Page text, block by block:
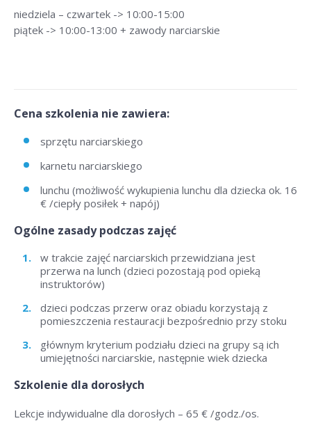
niedziela – czwartek -> 10:00-15:00
piątek -> 10:00-13:00 + zawody narciarskie
Cena szkolenia nie zawiera:
sprzętu narciarskiego
karnetu narciarskiego
lunchu (możliwość wykupienia lunchu dla dziecka ok. 16
€ /ciepły posiłek + napój)
Ogólne zasady podczas zajęć
w trakcie zajęć narciarskich przewidziana jest
przerwa na lunch (dzieci pozostają pod opieką
instruktorów)
dzieci podczas przerw oraz obiadu korzystają z
pomieszczenia restauracji bezpośrednio przy stoku
głównym kryterium podziału dzieci na grupy są ich
umiejętności narciarskie, następnie wiek dziecka
Szkolenie dla dorosłych
Lekcje indywidualne dla dorosłych – 65 € /godz./os.